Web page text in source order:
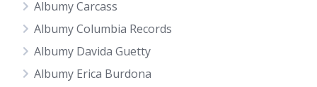
Albumy Carcass
Albumy Columbia Records
Albumy Davida Guetty
Albumy Erica Burdona